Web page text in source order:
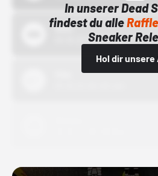
In unserer Dead
findest du alle
Sneaker
Hol dir unsere
Bstn
01.10.22 00:00 Uhr